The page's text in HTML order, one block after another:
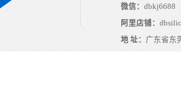
微信：dbkj6688
阿里店铺：
地 址： 广东省东